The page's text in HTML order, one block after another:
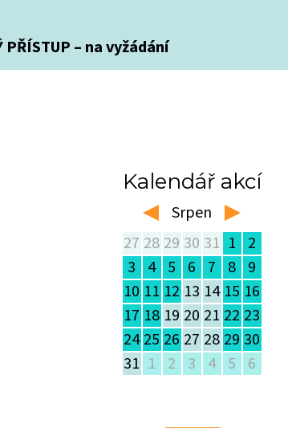
PŘÍSTUP – na vyžádání
Kalendář akcí
left Srpen right
27 28 29 30 31 1
2
3
4 5 6 7 8 9
10 11 12 13 14 15 16
17 18 19 20 21 22 23
24 25 26 27 28 29 30
31 1 2 3 4 5 6